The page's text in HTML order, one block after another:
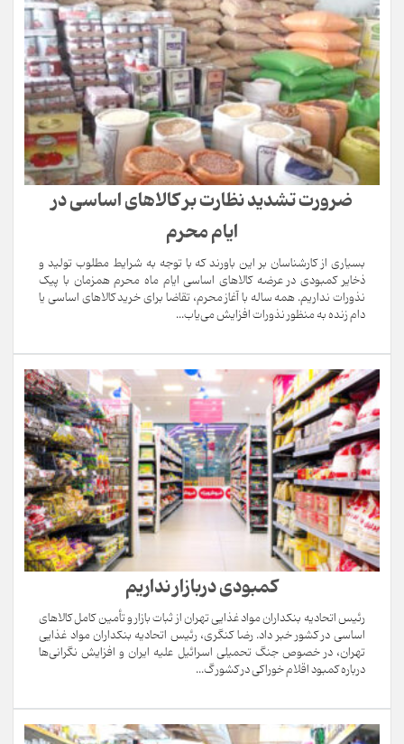
ضرورت تشدید نظارت بر کالاهای اساسی در
ایام محرم
بسیاری از کارشناسان بر این باورند که با توجه به شرایط مطلوب تولید و
ذخایر کمبودی در عرضه کالاهای اساسی ایام ماه محرم همزمان با پیک
نذورات نداریم. همه ساله با آغاز محرم، تقاضا برای خرید کالاهای اساسی یا
دام زنده به منظور نذورات افزایش می‌یاب...
کمبودی دربازار نداریم
رئیس اتحادیه بنکداران مواد غذایی تهران از ثبات بازار و تأمین کامل کالاهای
اساسی در کشور خبر داد. رضا کنگری، رئیس اتحادیه بنکداران مواد غذایی
تهران، در خصوص جنگ تحمیلی اسرائیل علیه ایران و افزایش نگرانی‌ها
درباره کمبود اقلام خوراکی در کشور گ...